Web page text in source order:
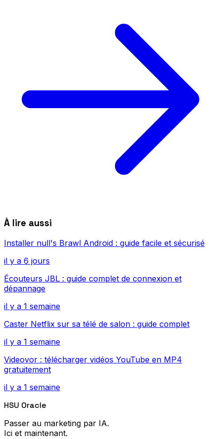
À lire aussi
Installer null's Brawl Android : guide facile et sécurisé
il y a 6 jours
Écouteurs JBL : guide complet de connexion et
dépannage
il y a 1 semaine
Caster Netflix sur sa télé de salon : guide complet
il y a 1 semaine
Videovor : télécharger vidéos YouTube en MP4
gratuitement
il y a 1 semaine
HSU Oracle
Passer au marketing par IA.
Ici et maintenant.